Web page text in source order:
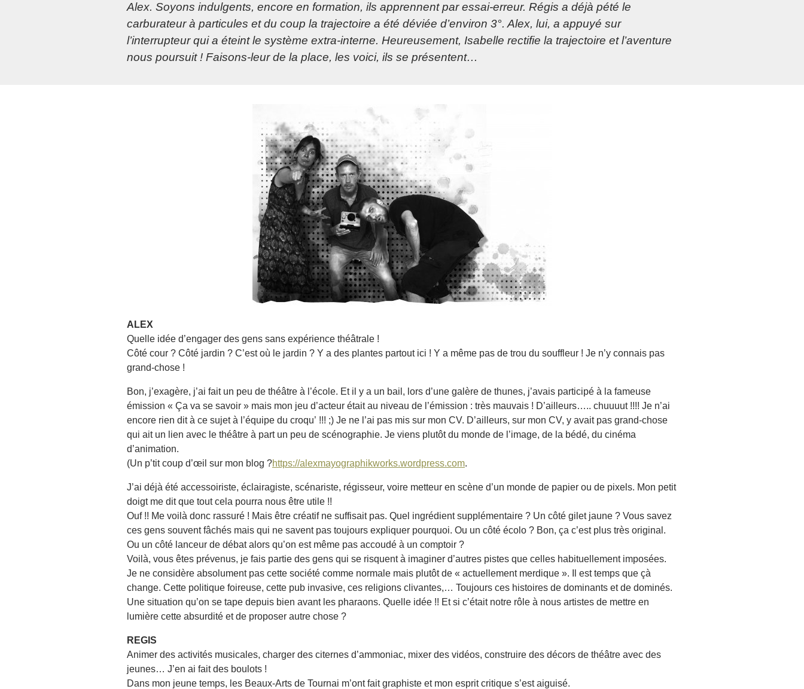
Alex. Soyons indulgents, encore en formation, ils apprennent par essai-erreur. Régis a déjà pété le
carburateur à particules et du coup la trajectoire a été déviée d’environ 3°. Alex, lui, a appuyé sur
l’interrupteur qui a éteint le système extra-interne. Heureusement, Isabelle rectifie la trajectoire et l’aventure
nous poursuit ! Faisons-leur de la place, les voici, ils se présentent…
ALEX
Quelle idée d’engager des gens sans expérience théâtrale !
Côté cour ? Côté jardin ? C’est où le jardin ? Y a des plantes partout ici ! Y a même pas de trou du souffleur ! Je n’y connais pas
grand-chose !
Bon, j’exagère, j’ai fait un peu de théâtre à l’école. Et il y a un bail, lors d’une galère de thunes, j’avais participé à la fameuse
émission « Ça va se savoir » mais mon jeu d’acteur était au niveau de l’émission : très mauvais ! D’ailleurs….. chuuuut !!!! Je n’ai
encore rien dit à ce sujet à l’équipe du croqu’ !!! ;) Je ne l’ai pas mis sur mon CV. D’ailleurs, sur mon CV, y avait pas grand-chose
qui ait un lien avec le théâtre à part un peu de scénographie. Je viens plutôt du monde de l’image, de la bédé, du cinéma
d’animation.
(Un p’tit coup d’œil sur mon blog ?https://alexmayographikworks.wordpress.com.
J’ai déjà été accessoiriste, éclairagiste, scénariste, régisseur, voire metteur en scène d’un monde de papier ou de pixels. Mon petit
doigt me dit que tout cela pourra nous être utile !!
Ouf !! Me voilà donc rassuré ! Mais être créatif ne suffisait pas. Quel ingrédient supplémentaire ? Un côté gilet jaune ? Vous savez
ces gens souvent fâchés mais qui ne savent pas toujours expliquer pourquoi. Ou un côté écolo ? Bon, ça c’est plus très original.
Ou un côté lanceur de débat alors qu’on est même pas accoudé à un comptoir ?
Voilà, vous êtes prévenus, je fais partie des gens qui se risquent à imaginer d’autres pistes que celles habituellement imposées.
Je ne considère absolument pas cette société comme normale mais plutôt de « actuellement merdique ». Il est temps que çà
change. Cette politique foireuse, cette pub invasive, ces religions clivantes,… Toujours ces histoires de dominants et de dominés.
Une situation qu’on se tape depuis bien avant les pharaons. Quelle idée !! Et si c’était notre rôle à nous artistes de mettre en
lumière cette absurdité et de proposer autre chose ?
REGIS
Animer des activités musicales, charger des citernes d’ammoniac, mixer des vidéos, construire des décors de théâtre avec des
jeunes… J’en ai fait des boulots !
Dans mon jeune temps, les Beaux-Arts de Tournai m’ont fait graphiste et mon esprit critique s’est aiguisé.